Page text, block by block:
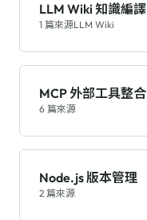
LLM Wiki 知識編譯
1 篇來源LLM Wiki
MCP 外部工具整合
6 篇來源
Node.js 版本管理
2 篇來源